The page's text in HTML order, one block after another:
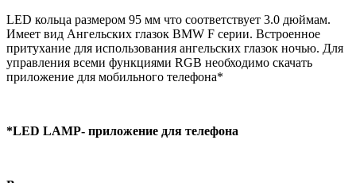
LED кольца размером 95 мм что соответствует 3.0 дюймам.
Имеет вид Ангельских глазок BMW F серии. Встроенное
притухание для использования ангельских глазок ночью. Для
управления всеми функциями RGB необходимо скачать
приложение для мобильного телефона*
*LED LAMP- приложение для телефона